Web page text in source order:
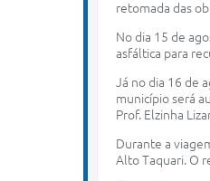
retomada das
No dia 15 de
asfáltica para
Já no dia 16 de
município será
Prof. Elzinha
Durante a
Alto Taquari. O